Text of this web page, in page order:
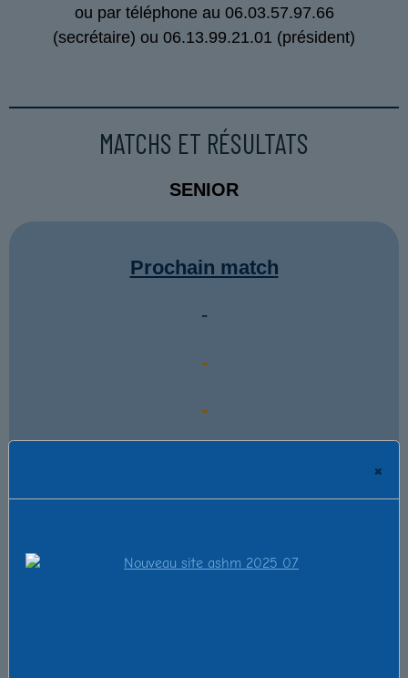
ou par téléphone au 06.03.57.97.66
(secrétaire) ou 06.13.99.21.01 (président)
MATCHS ET RÉSULTATS
SENIOR
Prochain match
-
-
-
Résultat du dernier match
×